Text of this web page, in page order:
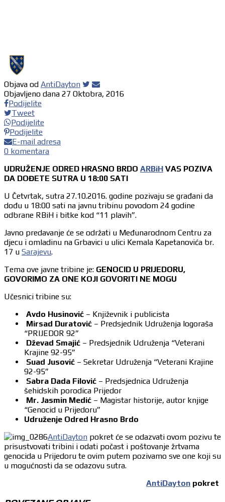
Objava od AntiDayton
Objavljeno dana 27 Oktobra, 2016
Podijelite
Tweet
Podijelite
Podijelite
E-mail adresa
0 komentara
UDRUŽENJE ODRED HRASNO BRDO ARBiH VAS POZIVA
DA DOĐETE SUTRA U 18:00 SATI
U Četvrtak, sutra 27.10.2016. godine pozivaju se građani da
dođu u 18:00 sati na javnu tribinu povodom 24 godine
odbrane RBiH i bitke kod “11 plavih”.
Javno predavanje će se održati u Međunarodnom Centru za
djecu i omladinu na Grbavici u ulici Kemala Kapetanovića br.
17 u Sarajevu.
Tema ove javne tribine je: GENOCID U PRIJEDORU,
GOVORIMO ZA ONE KOJI GOVORITI NE MOGU
Učesnici tribine su:
Avdo Husinović – Književnik i publicista
Mirsad Duratović – Predsjednik Udruženja logoraša
“PRIJEDOR 92”
Dževad Smajić – Predsjednik Udruženja “Veterani
Krajine 92-95”
Suad Jusović – Sekretar Udruženja “Veterani Krajine
92-95”
Sabra Dada Filović – Predsjednica Udruženja
šehidskih porodica Prijedor
Mr. Jasmin Medić – Magistar historije, autor knjige
“Genocid u Prijedoru”
Udruženje Odred Hrasno Brdo
AntiDayton pokret će se odazvati ovom pozivu te
prisustvovati tribini i odati počast i poštovanje žrtvama
genocida u Prijedoru te ovim putem pozivamo sve one koji su
u mogućnosti da se odazovu sutra.
AntiDayton pokret